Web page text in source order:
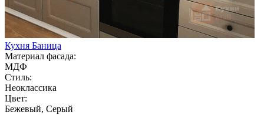
Кухня Баница
Материал фасада:
МДФ
Стиль:
Неоклассика
Цвет:
Бежевый, Серый